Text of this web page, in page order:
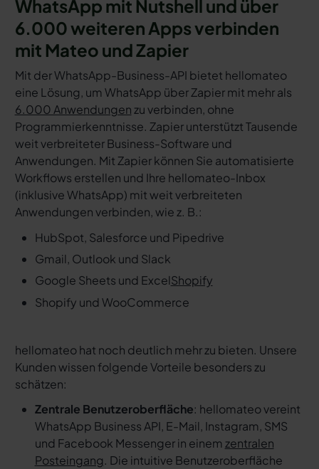
WhatsApp mit Nutshell und über
6.000 weiteren Apps verbinden
mit Mateo und Zapier
Mit der WhatsApp-Business-API bietet hellomateo
eine Lösung, um WhatsApp über Zapier mit mehr als
6.000 Anwendungenzu verbinden, ohne
Programmierkenntnisse. Zapier unterstützt Tausende
weit verbreiteter Business-Software und
Anwendungen. Mit Zapier können Sie automatisierte
Workflows erstellen und Ihre hellomateo-Inbox
(inklusive WhatsApp) mit weit verbreiteten
Anwendungen verbinden, wie z. B.:
HubSpot, Salesforce und Pipedrive
Gmail, Outlook und Slack
Google Sheets und ExcelShopify
Shopify und WooCommerce
hellomateo hat noch deutlich mehr zu bieten. Unsere
Kunden wissen folgende Vorteile besonders zu
schätzen:
Zentrale Benutzeroberfläche: hellomateo vereint
WhatsApp Business API, E-Mail, Instagram, SMS
und Facebook Messenger in einem zentralen
Posteingang. Die intuitive Benutzeroberfläche